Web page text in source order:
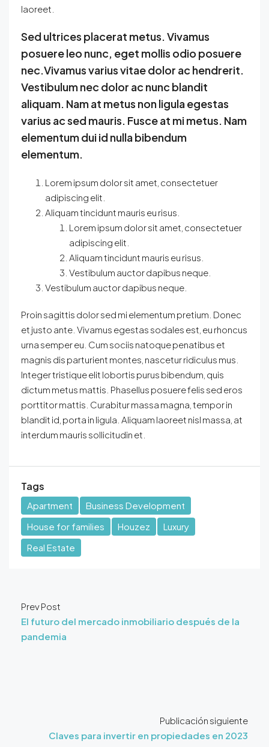
laoreet.
Sed ultrices placerat metus. Vivamus
posuere leo nunc, eget mollis odio posuere
nec.Vivamus varius vitae dolor ac hendrerit.
Vestibulum nec dolor ac nunc blandit
aliquam. Nam at metus non ligula egestas
varius ac sed mauris. Fusce at mi metus. Nam
elementum dui id nulla bibendum
elementum.
Lorem ipsum dolor sit amet, consectetuer
adipiscing elit.
Aliquam tincidunt mauris eu risus.
Lorem ipsum dolor sit amet, consectetuer
adipiscing elit.
Aliquam tincidunt mauris eu risus.
Vestibulum auctor dapibus neque.
Vestibulum auctor dapibus neque.
Proin sagittis dolor sed mi elementum pretium. Donec
et justo ante. Vivamus egestas sodales est, eu rhoncus
urna semper eu. Cum sociis natoque penatibus et
magnis dis parturient montes, nascetur ridiculus mus.
Integer tristique elit lobortis purus bibendum, quis
dictum metus mattis. Phasellus posuere felis sed eros
porttitor mattis. Curabitur massa magna, tempor in
blandit id, porta in ligula. Aliquam laoreet nisl massa, at
interdum mauris sollicitudin et.
Tags
Apartment
Business Development
House for families
Houzez
Luxury
Real Estate
Prev Post
El futuro del mercado inmobiliario después de la
pandemia
Publicación siguiente
Claves para invertir en propiedades en 2023